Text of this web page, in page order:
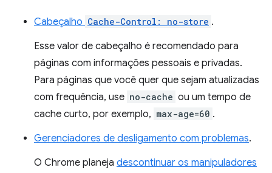
Cabeçalho Cache-Control: no-store .
Esse valor de cabeçalho é recomendado para
páginas com informações pessoais e privadas.
Para páginas que você quer que sejam atualizadas
com frequência, use no-cache ou um tempo de
cache curto, por exemplo, max-age=60 .
Gerenciadores de desligamento com problemas.
O Chrome planeja descontinuar os manipuladores